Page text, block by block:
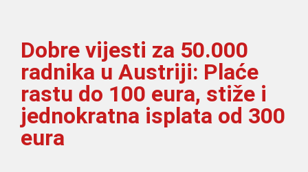
Dobre vijesti za 50.000
radnika u Austriji: Plaće
rastu do 100 eura, stiže i
jednokratna isplata od 300
eura